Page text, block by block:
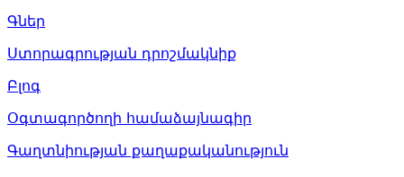
Գներ
Ստորագրության դրոշմակնիք
Բլոգ
Օգտագործողի համաձայնագիր
Գաղտնիության քաղաքականություն